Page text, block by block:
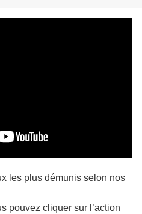
les plus démunis selon nos
pouvez cliquer sur l’action